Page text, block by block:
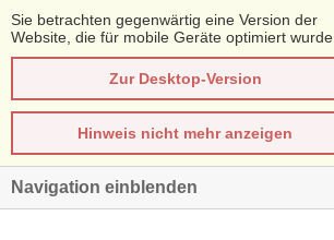
Sie betrachten gegenwärtig eine Version der
Website, die für mobile Geräte optimiert wurde.
Zur Desktop-Version
Hinweis nicht mehr anzeigen
Navigation einblenden